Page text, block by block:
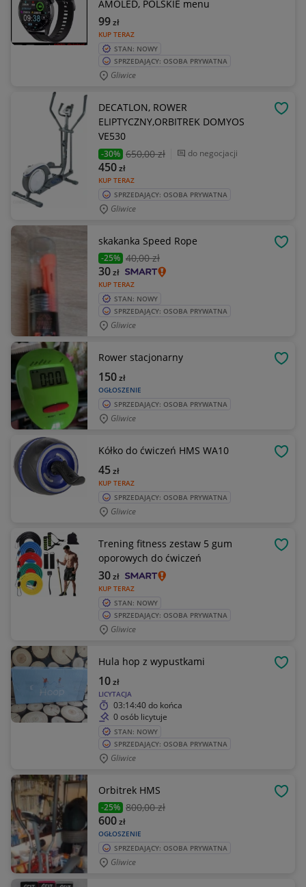
AMOLED, POLSKIE menu
KUP TERAZ
99zł
STAN: NOWY
SPRZEDAJĄCY: OSOBA PRYWATNA
Gliwice
DECATLON, ROWER
ELIPTYCZNY,ORBITREK DOMYOS
VE530
-30% 650,00 zł do negocjacji
KUP TERAZ
450zł
SPRZEDAJĄCY: OSOBA PRYWATNA
Gliwice
skakanka Speed Rope
-25% 40,00 zł
KUP TERAZ
30zł
STAN: NOWY
SPRZEDAJĄCY: OSOBA PRYWATNA
Gliwice
Rower stacjonarny
OGŁOSZENIE
150zł
SPRZEDAJĄCY: OSOBA PRYWATNA
Gliwice
Kółko do ćwiczeń HMS WA10
KUP TERAZ
45zł
SPRZEDAJĄCY: OSOBA PRYWATNA
Gliwice
Trening fitness zestaw 5 gum
oporowych do ćwiczeń
KUP TERAZ
30zł
STAN: NOWY
SPRZEDAJĄCY: OSOBA PRYWATNA
Gliwice
Hula hop z wypustkami
LICYTACJA
10zł
03:14:40do końca
0 osób licytuje
STAN: NOWY
SPRZEDAJĄCY: OSOBA PRYWATNA
Gliwice
Orbitrek HMS
-25% 800,00 zł
OGŁOSZENIE
600zł
SPRZEDAJĄCY: OSOBA PRYWATNA
Gliwice